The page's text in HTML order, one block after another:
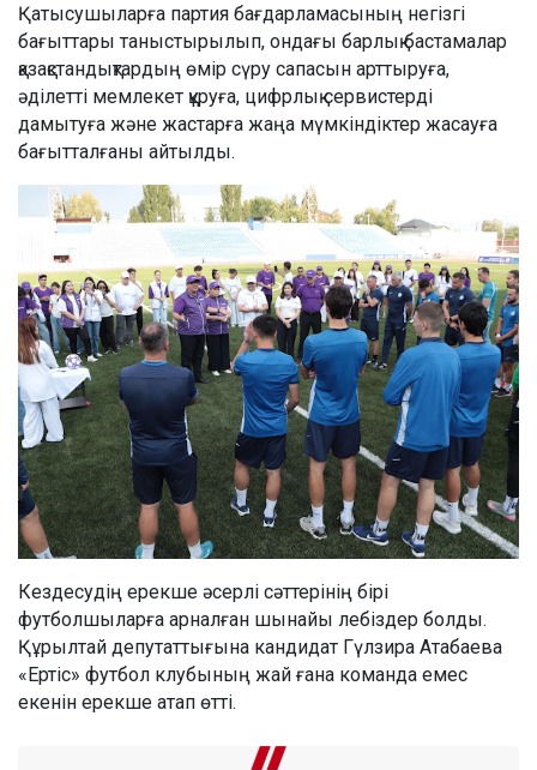
Қатысушыларға партия бағдарламасының негізгі
бағыттары таныстырылып, ондағы барлық бастамалар
қазақстандықтардың өмір сүру сапасын арттыруға,
әділетті мемлекет құруға, цифрлық сервистерді
дамытуға және жастарға жаңа мүмкіндіктер жасауға
бағытталғаны айтылды.
Кездесудің ерекше әсерлі сәттерінің бірі
футболшыларға арналған шынайы лебіздер болды.
Құрылтай депутаттығына кандидат Гүлзира Атабаева
«Ертіс» футбол клубының жай ғана команда емес
екенін ерекше атап өтті.